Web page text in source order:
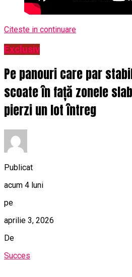
Citeste in continuare
Exclusiv
Pe panouri care par
scoate în față zonele
pierzi un lot întreg
Publicat
acum 4 luni
pe
aprilie 3, 2026
De
Succes